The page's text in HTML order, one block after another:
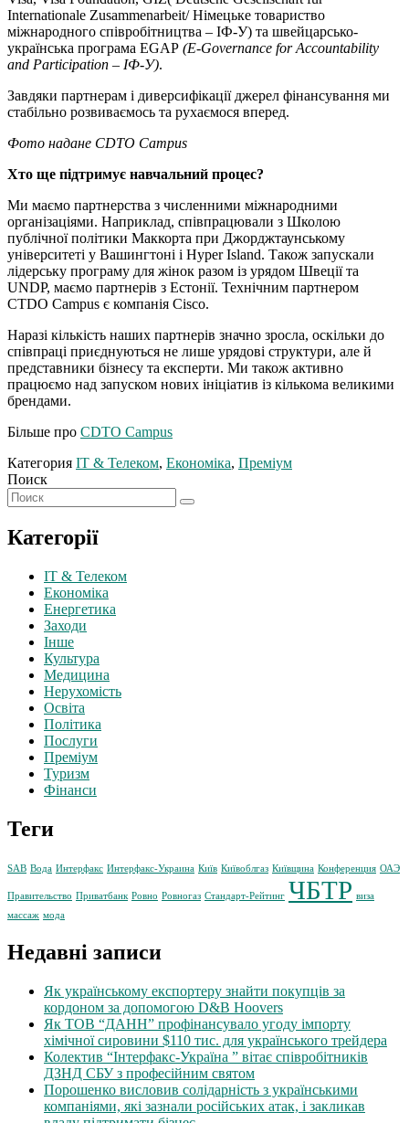
Internationale Zusammenarbeit/ Німецьке товариство
міжнародного співробітництва – ІФ-У) та швейцарсько-
українська програма EGAP (E-Governance for Accountability
and Participation – ІФ-У).
Завдяки партнерам і диверсифікації джерел фінансування ми
стабільно розвиваємось та рухаємося вперед.
Фото надане СDTO Campus
Хто ще підтримує навчальний процес?
Ми маємо партнерства з численними міжнародними
організаціями. Наприклад, співпрацювали з Школою
публічної політики Маккорта при Джорджтаунському
університеті у Вашингтоні і Hyper Island. Також запускали
лідерську програму для жінок разом із урядом Швеції та
UNDP, маємо партнерів з Естонії. Технічним партнером
CTDO Campus є компанія Cisco.
Наразі кількість наших партнерів значно зросла, оскільки до
співпраці приєднуються не лише урядові структури, але й
представники бізнесу та експерти. Ми також активно
працюємо над запуском нових ініціатив із кількома великими
брендами.
Більше про CDTO Campus
Категория IT & Телеком, Економіка, Преміум
Поиск
Категорії
IT & Телеком
Економіка
Енергетика
Заходи
Інше
Культура
Медицина
Нерухомість
Освіта
Політика
Послуги
Преміум
Туризм
Фінанси
Теги
SAB Вода Интерфакс Интерфакс-Украина Київ Київоблгаз Київщина Конференция ОАЭ
Правительство Приватбанк Ровно Ровногаз Стандарт-Рейтинг ЧБТР виза
массаж мода
Недавні записи
Як українському експортеру знайти покупців за
кордоном за допомогою D&B Hoovers
Як ТОВ “ДАНН” профінансувало угоду імпорту
хімічної сировини $110 тис. для українського трейдера
Колектив “Інтерфакс-Україна ” вітає співробітників
ДЗНД СБУ з професійним святом
Порошенко висловив солідарність з українськими
компаніями, які зазнали російських атак, і закликав